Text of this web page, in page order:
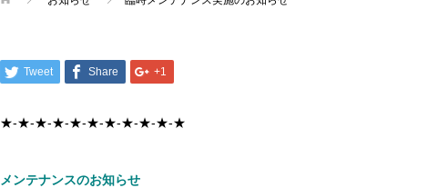
Tweet Share +1
★-★-★-★-★-★-★-★-★-★-★
メンテナンスのお知らせ